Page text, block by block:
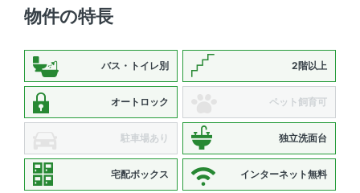
物件の特長
バス・トイレ別 2階以上
オートロック ペット飼育可
駐車場あり 独立洗面台
宅配ボックス インターネット無料